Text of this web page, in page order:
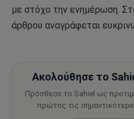
με στόχο την ενημέρωση.
άρθρου αναγράφεται
Ακολούθησε το
Πρόσθεσε το Sahiel ως
πρώτος τις